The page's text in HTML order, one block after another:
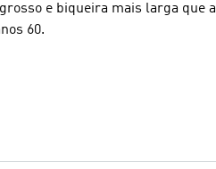
e biqueira mais larga que a
60.